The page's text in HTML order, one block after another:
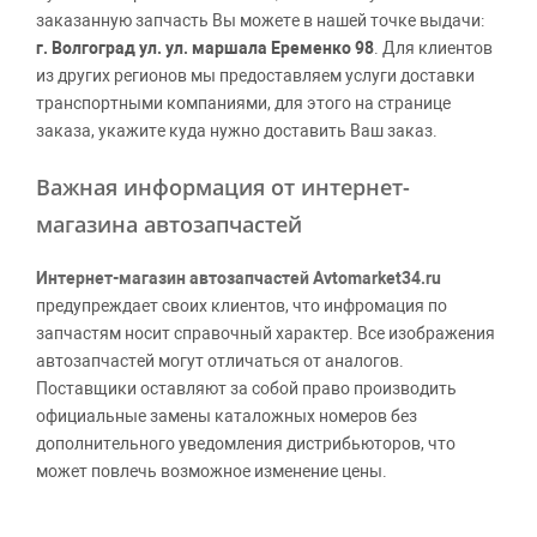
заказанную запчасть Вы можете в нашей точке выдачи:
г. Волгоград ул. ул. маршала Еременко 98 . Для клиентов
из других регионов мы предоставляем услуги доставки
транспортными компаниями, для этого на странице
заказа, укажите куда нужно доставить Ваш заказ.
Важная информация от интернет-
магазина автозапчастей
Интернет-магазин автозапчастей Avtomarket34.ru
предупреждает своих клиентов, что инфромация по
запчастям носит справочный характер. Все изображения
автозапчастей могут отличаться от аналогов.
Поставщики оставляют за собой право производить
официальные замены каталожных номеров без
дополнительного уведомления дистрибьюторов, что
может повлечь возможное изменение цены.